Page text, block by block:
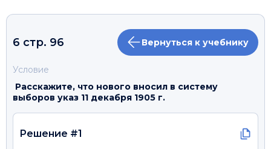
6 стр. 96 Вернуться к учебнику
Условие
Расскажите, что нового вносил в систему
выборов указ 11 декабря 1905 г.
Решение #1